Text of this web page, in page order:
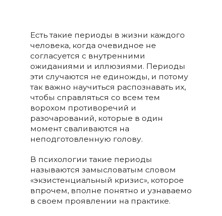
Есть такие периоды в жизни каждого
человека, когда очевидное не
согласуется с внутренними
ожиданиями и иллюзиями. Периоды
эти случаются не единожды, и потому
так важно научиться распознавать их,
чтобы справляться со всем тем
ворохом противоречий и
разочарований, которые в один
момент сваливаются на
неподготовленную голову.
В психологии такие периоды
называются замысловатым словом
«экзистенциальный кризис», которое
впрочем, вполне понятно и узнаваемо
в своем проявлении на практике.